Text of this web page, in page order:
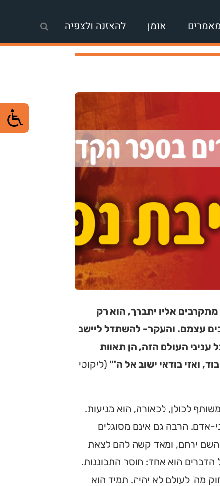
אומן להאזנה ולצפיה
אליו יתברך, הוא רק
עצמם. והעקר- להשתדל ליישב
העולם הזה, הן תאוות
ואזי בודאי ישוב אל ה'" (ליקוטי
לכולן, לכאורה, הוא מניעות.
אדם. הרבה גם אינם מסוגלים
השם ירחם, ומאד קשה להם לצאת
הוא אחד: חוסר התבוננות.
מה' לעולם לא יהיה. תמיד הוא